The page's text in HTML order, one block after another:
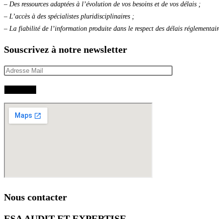
– Des ressources adaptées à l’évolution de vos besoins et de vos délais ;
– L’accès à des spécialistes pluridisciplinaires ;
– La fiabilité de l’information produite dans le respect des délais
Souscrivez à notre newsletter
Nous contacter